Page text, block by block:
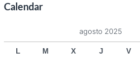
Calendar
agosto 2025
L M X J V